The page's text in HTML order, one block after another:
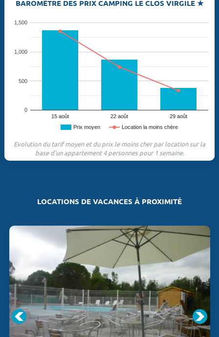
BAROMÈTRE DES PRIX CAMPING LE CLOS VIRGILE ★
Prix moyen Location la moins chère
15 août 22 août 29 août
0
500
1,000
1,500
Evolution du tarif moyen et du prix le moins cher par location sur la
base d'un appartement 4 personnes pour 1 semaine.
LOCATIONS DE VACANCES À PROXIMITÉ